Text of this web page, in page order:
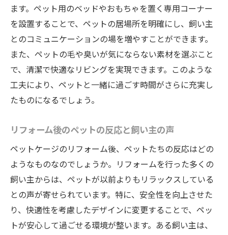
ます。ペット用のベッドやおもちゃを置く専用コーナー
を設置することで、ペットの居場所を明確にし、飼い主
とのコミュニケーションの場を増やすことができます。
また、ペットの毛や臭いが気にならない素材を選ぶこと
で、清潔で快適なリビングを実現できます。このような
工夫により、ペットと一緒に過ごす時間がさらに充実し
たものになるでしょう。
リフォーム後のペットの反応と飼い主の声
ペットケージのリフォーム後、ペットたちの反応はどの
ようなものなのでしょうか。リフォームを行った多くの
飼い主からは、ペットが以前よりもリラックスしている
との声が寄せられています。特に、安全性を向上させた
り、快適性を考慮したデザインに変更することで、ペッ
トが安心して過ごせる環境が整います。ある飼い主は、